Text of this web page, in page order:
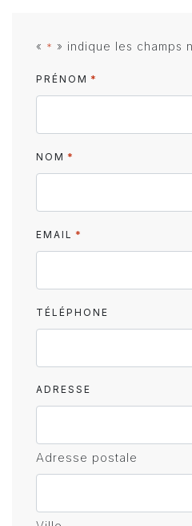
« * » indique les champs
PRÉNOM *
NOM *
EMAIL *
TÉLÉPHONE
ADRESSE
Adresse postale